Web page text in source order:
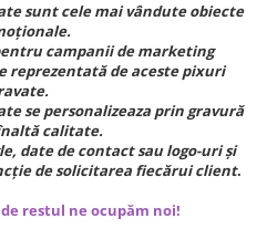
sunt cele mai vândute obiecte
campanii de marketing
reprezentată de aceste pixuri
se personalizeaza prin gravură
calitate.
date de contact sau logo-uri și
de solicitarea fiecărui client.
restul ne ocupăm noi!